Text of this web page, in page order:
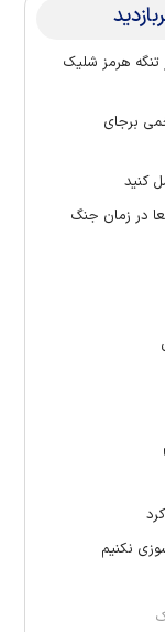
تنگه هرمز شلیک
در حومه دمشق ۲ کشته و ۱۳ زخمی برجای
کنید
در زمان جنگ
نکنیم